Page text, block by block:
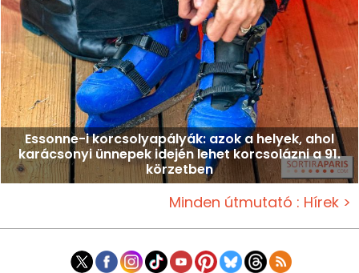
Essonne-i korcsolyapályák: azok a helyek, ahol
karácsonyi ünnepek idején lehet korcsolázni a 91.
körzetben
Minden útmutató : Hírek >